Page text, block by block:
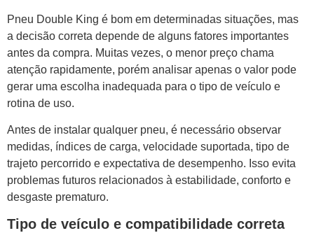
Pneu Double King é bom em determinadas situações, mas
a decisão correta depende de alguns fatores importantes
antes da compra. Muitas vezes, o menor preço chama
atenção rapidamente, porém analisar apenas o valor pode
gerar uma escolha inadequada para o tipo de veículo e
rotina de uso.
Antes de instalar qualquer pneu, é necessário observar
medidas, índices de carga, velocidade suportada, tipo de
trajeto percorrido e expectativa de desempenho. Isso evita
problemas futuros relacionados à estabilidade, conforto e
desgaste prematuro.
Tipo de veículo e compatibilidade correta